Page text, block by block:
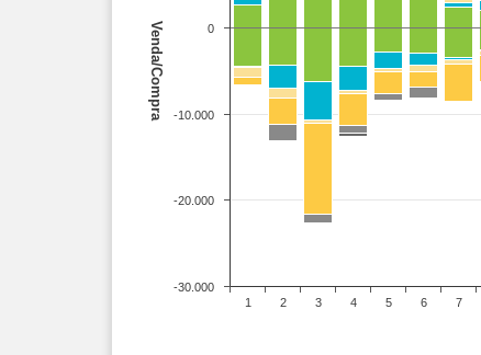
Venda/Compra
1 2 3 4 5 6 7
-20.000
-10.000
0
-30.000